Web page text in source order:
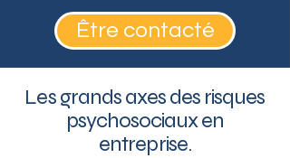
Être contacté
Les grands axes des risques
psychosociaux en
entreprise.